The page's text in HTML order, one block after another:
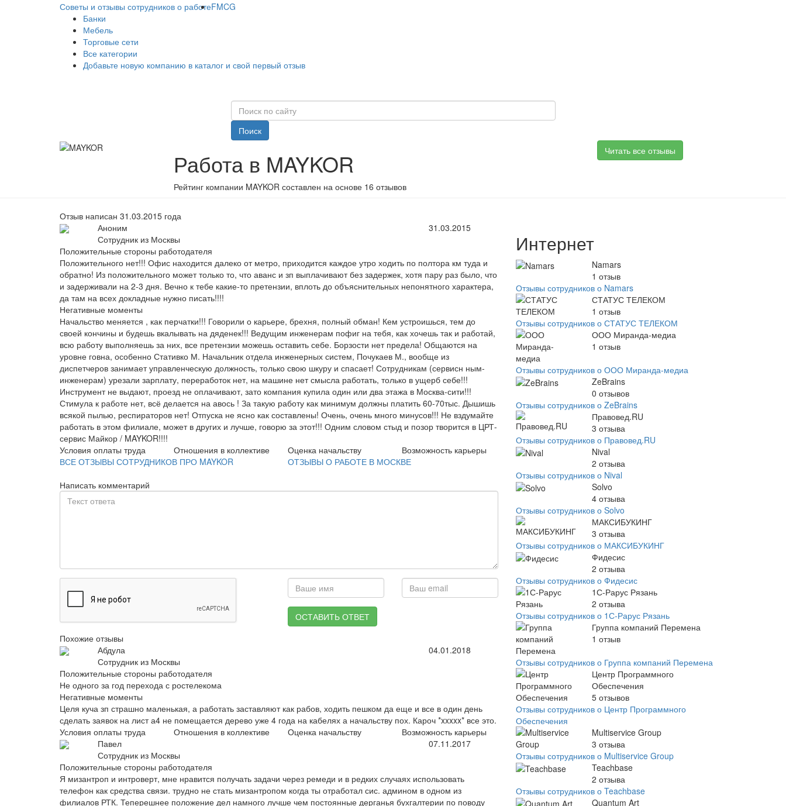
Советы и отзывы сотрудников о работеFMCG
Банки
Мебель
Торговые сети
Все категории
Добавьте новую компанию в каталог и свой первый отзыв
Поиск
Работа в MAYKOR
Рейтинг компании MAYKOR составлен на основе 16 отзывов
Читать все отзывы
Отзыв написан 31.03.2015 года
Аноним
Сотрудник из Москвы
31.03.2015
Положительные стороны работодателя
Положительного нет!!! Офис находится далеко от метро, приходится каждое утро ходить по полтора км туда и
обратно! Из положительного может только то, что аванс и зп выплачивают без задержек, хотя пару раз было, что
и задерживали на 2-3 дня. Вечно к тебе какие-то претензии, вплоть до объяснительных непонятного характера,
да там на всех докладные нужно писать!!!!
Негативные моменты
Начальство меняется , как перчатки!!! Говорили о карьере, брехня, полный обман! Кем устроишься, тем до
своей кончины и будешь вкалывать на дяденек!!! Ведущим инженерам пофиг на тебя, как хочешь так и работай,
всю работу выполняешь за них, все претензии можешь оставить себе. Борзости нет предела! Общаются на
уровне говна, особенно Стативко М. Начальник отдела инженерных систем, Почукаев М., вообще из
диспетчеров занимает управленческую должность, только свою шкуру и спасает! Сотрудникам (сервисн ным-
инженерам) урезали зарплату, переработок нет, на машине нет смысла работать, только в ущерб себе!!!
Инструмент не выдают, проезд не оплачивают, зато компания купила один или два этажа в Москва-сити!!!
Стимула к работе нет, всё делается на авось ! За такую работу как минимум должны платить 60-70тыс. Дышишь
всякой пылью, респираторов нет! Отпуска не ясно как составлены! Очень, очень много минусов!!! Не вздумайте
работать в этом филиале, может в других и лучше, говорю за этот!!! Одним словом стыд и позор творится в ЦРТ-
сервис Майкор / MAYKOR!!!!
Условия оплаты труда
Отношения в коллективе Оценка начальству
Возможность карьеры
ВСЕ ОТЗЫВЫ СОТРУДНИКОВ ПРО MAYKOR
ОТЗЫВЫ О РАБОТЕ В МОСКВЕ
Написать комментарий
ОСТАВИТЬ ОТВЕТ
Похожие отзывы
Абдула
Сотрудник из Москвы
04.01.2018
Положительные стороны работодателя
Не одного за год перехода с ростелекома
Негативные моменты
Целя куча зп страшно маленькая, а работать заставляют как рабов, ходить пешком да еще и все в один день
сделать заявок на лист а4 не помещается дерево уже 4 года на кабелях а начальству пох. Кароч *xxxxx* все это.
Условия оплаты труда
Отношения в коллективе Оценка начальству
Возможность карьеры
Павел
Сотрудник из Москвы
07.11.2017
Положительные стороны работодателя
Я мизантроп и интроверт, мне нравится получать задачи через ремеди и в редких случаях использовать
телефон как средства связи. трудно не стать мизантропом когда ты отработал сис. админом в одном из
филиалов РТК. Теперешнее положение дел намного лучше чем постоянные дерганья бухгалтерии по поводу
Интернет
Namars
1 отзыв
Отзывы сотрудников о Namars
СТАТУС ТЕЛЕКОМ
1 отзыв
Отзывы сотрудников о СТАТУС ТЕЛЕКОМ
ООО Миранда-медиа
1 отзыв
Отзывы сотрудников о ООО Миранда-медиа
ZeBrains
0 отзывов
Отзывы сотрудников о ZeBrains
Правовед.RU
3 отзыва
Отзывы сотрудников о Правовед.RU
Nival
2 отзыва
Отзывы сотрудников о Nival
Solvo
4 отзыва
Отзывы сотрудников о Solvo
МАКСИБУКИНГ
3 отзыва
Отзывы сотрудников о МАКСИБУКИНГ
Фидесис
2 отзыва
Отзывы сотрудников о Фидесис
1С-Рарус Рязань
2 отзыва
Отзывы сотрудников о 1С-Рарус Рязань
Группа компаний Перемена
1 отзыв
Отзывы сотрудников о Группа компаний Перемена
Центр Программного
Обеспечения
5 отзывов
Отзывы сотрудников о Центр Программного
Обеспечения
Multiservice Group
3 отзыва
Отзывы сотрудников о Multiservice Group
Teachbase
2 отзыва
Отзывы сотрудников о Teachbase
Quantum Art